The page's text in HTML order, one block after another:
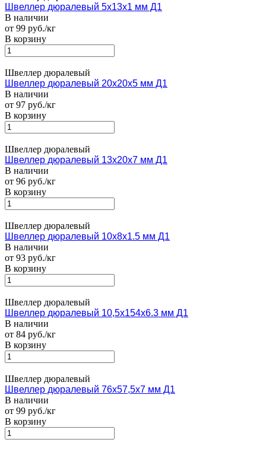
Швеллер дюралевый 5х13х1 мм Д1
В наличии
от 99 руб./кг
В корзину
Швеллер дюралевый
Швеллер дюралевый 20х20х5 мм Д1
В наличии
от 97 руб./кг
В корзину
Швеллер дюралевый
Швеллер дюралевый 13х20х7 мм Д1
В наличии
от 96 руб./кг
В корзину
Швеллер дюралевый
Швеллер дюралевый 10х8х1.5 мм Д1
В наличии
от 93 руб./кг
В корзину
Швеллер дюралевый
Швеллер дюралевый 10,5х154х6.3 мм Д1
В наличии
от 84 руб./кг
В корзину
Швеллер дюралевый
Швеллер дюралевый 76х57,5х7 мм Д1
В наличии
от 99 руб./кг
В корзину